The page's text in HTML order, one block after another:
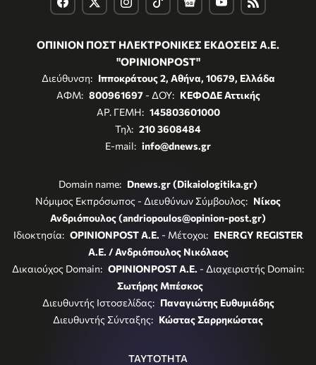
ΟΠΙΝΙΟΝ ΠΟΣΤ ΗΛΕΚΤΡΟΝΙΚΕΣ ΕΚΔΟΣΕΙΣ Α.Ε.
"OPINIONPOST"
Διεύθυνση: Ιπποκράτους 2, Αθήνα, 10679, Ελλάδα
ΑΦΜ: 800961697- ΔΟΥ: ΚΕΦΟΔΕ Αττικής
ΑΡ. ΓΕΜΗ: 145803601000
Τηλ: 210 3608484
E-mail: info@dnews.gr
Domain name: Dnews.gr (Dikaiologitika.gr)
Νόμιμος Εκπρόσωπος - Διευθύνων Σύμβουλος: Νίκος
Ανδριόπουλος (andriopoulos@opinion-post.gr)
Ιδιοκτησία: OPINIONPOST A.E. - Μέτοχοι: ENERGY REGISTER
Α.Ε. / Ανδριόπουλος Νικόλαος
Δικαιούχος Domain: OPINIONPOST A.E. - Διαχειριστής Domain:
Σωτήρης Μπέσκος
Διευθυντής Ιστοσελίδας: Παναγιώτης Ευθυμιάδης
Διευθυντής Σύνταξης: Κώστας Σαρρηκώστας
ΤΑΥΤΟΤΗΤΑ